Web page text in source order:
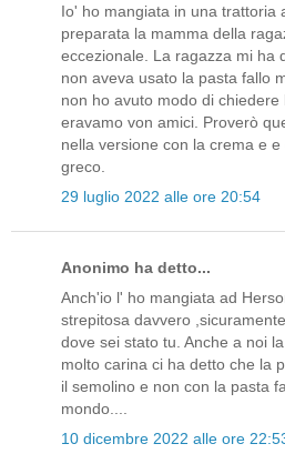
Io' ho mangiata in una trattoria
preparata la mamma della
eccezionale. La ragazza mi ha
non aveva usato la pasta fallo
non ho avuto modo di chiedere
eravamo von amici. Proverò
nella versione con la crema e
greco.
29 luglio 2022 alle ore 20:54
Anonimo ha detto...
Anch'io l' ho mangiata ad
strepitosa davvero
dove sei stato tu. Anche a noi
molto carina ci ha detto che la
il semolino e non con la pasta
mondo....
10 dicembre 2022 alle ore